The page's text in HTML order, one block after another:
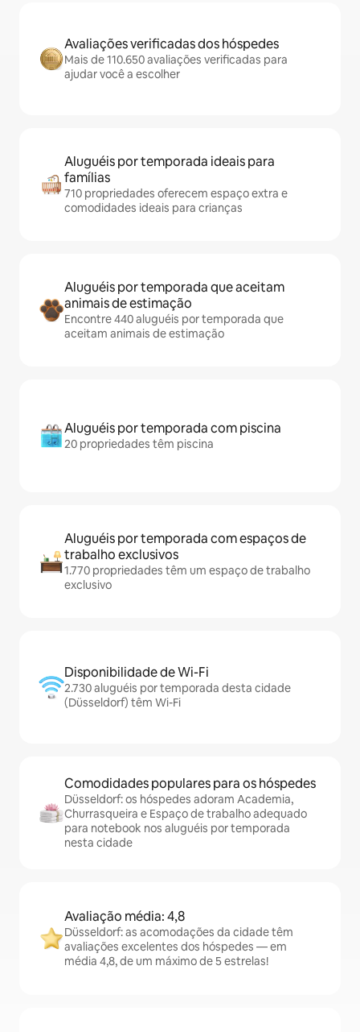
Avaliações verificadas dos hóspedes
Mais de 110.650 avaliações verificadas para
ajudar você a escolher
Aluguéis por temporada ideais para
famílias
710 propriedades oferecem espaço extra e
comodidades ideais para crianças
Aluguéis por temporada que aceitam
animais de estimação
Encontre 440 aluguéis por temporada que
aceitam animais de estimação
Aluguéis por temporada com piscina
20 propriedades têm piscina
Aluguéis por temporada com espaços de
trabalho exclusivos
1.770 propriedades têm um espaço de trabalho
exclusivo
Disponibilidade de Wi-Fi
2.730 aluguéis por temporada desta cidade
(Düsseldorf) têm Wi-Fi
Comodidades populares para os hóspedes
Düsseldorf: os hóspedes adoram Academia,
Churrasqueira e Espaço de trabalho adequado
para notebook nos aluguéis por temporada
nesta cidade
Avaliação média: 4,8
Düsseldorf: as acomodações da cidade têm
avaliações excelentes dos hóspedes — em
média 4,8, de um máximo de 5 estrelas!